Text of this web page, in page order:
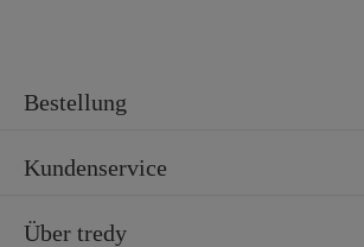
Bestellung
Kundenservice
Über tredy